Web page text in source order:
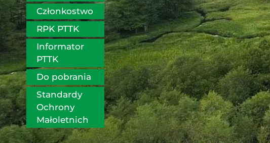
Członkostwo
RPK PTTK
Informator
PTTK
Do pobrania
Standardy
Ochrony
Małoletnich